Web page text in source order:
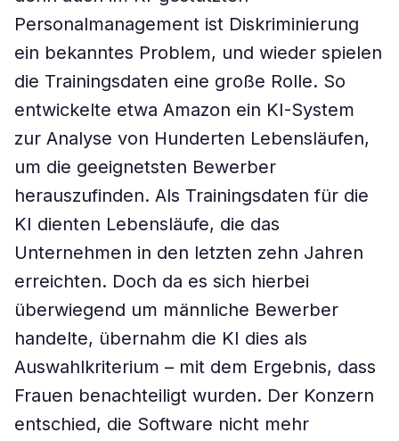
Personalmanagement ist Diskriminierung
ein bekanntes Problem, und wieder spielen
die Trainingsdaten eine große Rolle. So
entwickelte etwa Amazon ein KI-System
zur Analyse von Hunderten Lebensläufen,
um die geeignetsten Bewerber
herauszufinden. Als Trainingsdaten für die
KI dienten Lebensläufe, die das
Unternehmen in den letzten zehn Jahren
erreichten. Doch da es sich hierbei
überwiegend um männliche Bewerber
handelte, übernahm die KI dies als
Auswahlkriterium – mit dem Ergebnis, dass
Frauen benachteiligt wurden. Der Konzern
entschied, die Software nicht mehr